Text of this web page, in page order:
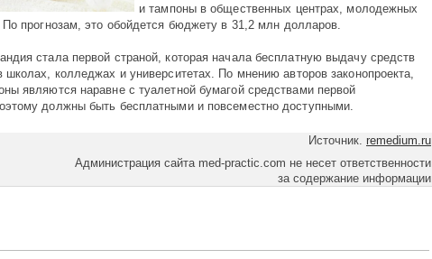
и тампоны в общественных центрах, молодежных
По прогнозам, это обойдется бюджету в 31,2 млн долларов.
стала первой страной, которая начала бесплатную выдачу средств
школах, колледжах и университетах. По мнению авторов законопроекта,
являются наравне с туалетной бумагой средствами первой
должны быть бесплатными и повсеместно доступными.
Источник. remedium.ru
Администрация сайта med-practic.com не несет ответственности
за содержание информации